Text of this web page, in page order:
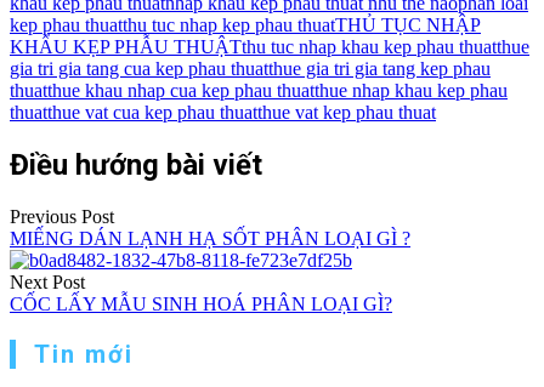
kep phau thuatthu tuc nhap kep phau thuatTHỦ TỤC NHẬP
KHẨU KẸP PHẪU THUẬTthu tuc nhap khau kep phau thuatthue
gia tri gia tang cua kep phau thuatthue gia tri gia tang kep phau
thuatthue khau nhap cua kep phau thuatthue nhap khau kep phau
thuatthue vat cua kep phau thuatthue vat kep phau thuat
Điều hướng bài viết
Previous Post
MIẾNG DÁN LẠNH HẠ SỐT PHÂN LOẠI GÌ ?
Next Post
CỐC LẤY MẪU SINH HOÁ PHÂN LOẠI GÌ?
Tin mới